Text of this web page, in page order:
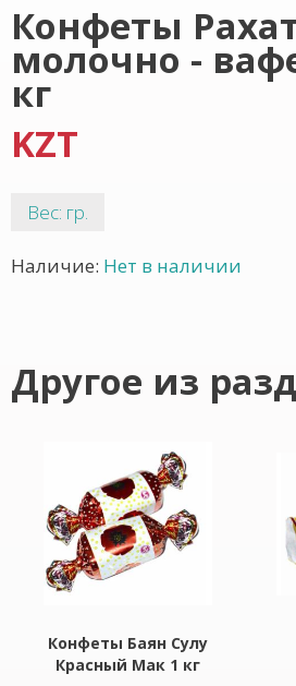
Конфеты
молочно -
кг
KZT
Вес: гр.
Наличие: Нет в наличии
Другое из
Конфеты Баян Сулу
Красный Мак 1 кг